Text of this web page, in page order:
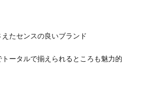
たセンスの良いブランド
ータルで揃えられるところも魅力的